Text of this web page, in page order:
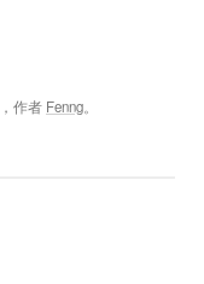
，作者 Fenng。